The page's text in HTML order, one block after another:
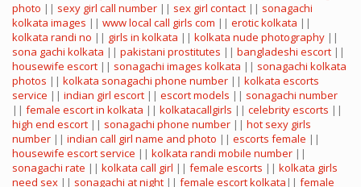
photo || sexy girl call number || sex girl contact || sonagachi
kolkata images || www local call girls com || erotic kolkata ||
kolkata randi no || girls in kolkata || kolkata nude photography ||
sona gachi kolkata || pakistani prostitutes || bangladeshi escort ||
housewife escort || sonagachi images kolkata || sonagachi kolkata
photos || kolkata sonagachi phone number || kolkata escorts
service || indian girl escort || escort models || sonagachi number
|| female escort in kolkata || kolkatacallgirls || celebrity escorts ||
high end escort || sonagachi phone number || hot sexy girls
number || indian call girl name and photo || escorts female ||
housewife escort service || kolkata randi mobile number ||
sonagachi rate || kolkata call girl || female escorts || kolkata girls
need sex || sonagachi at night || female escort kolkata || female